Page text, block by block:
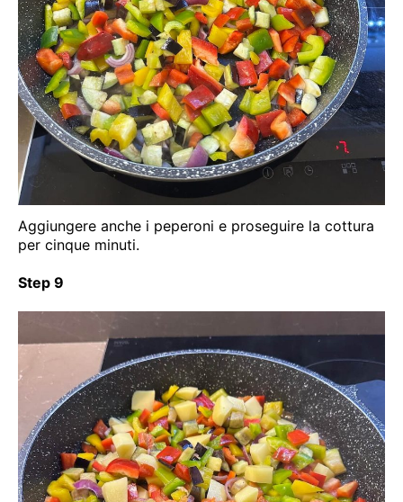
Aggiungere anche i peperoni e proseguire la cottura
per cinque minuti.
Step 9